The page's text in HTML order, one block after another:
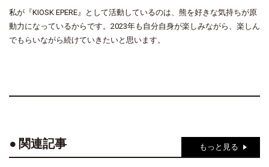
私が『KIOSK EPERE』として活動しているのは、熊を好きな気持ちが原
動力になっているからです。2023年も自分自身が楽しみながら、楽しん
でもらいながら続けていきたいと思います。
関連記事 もっと見る